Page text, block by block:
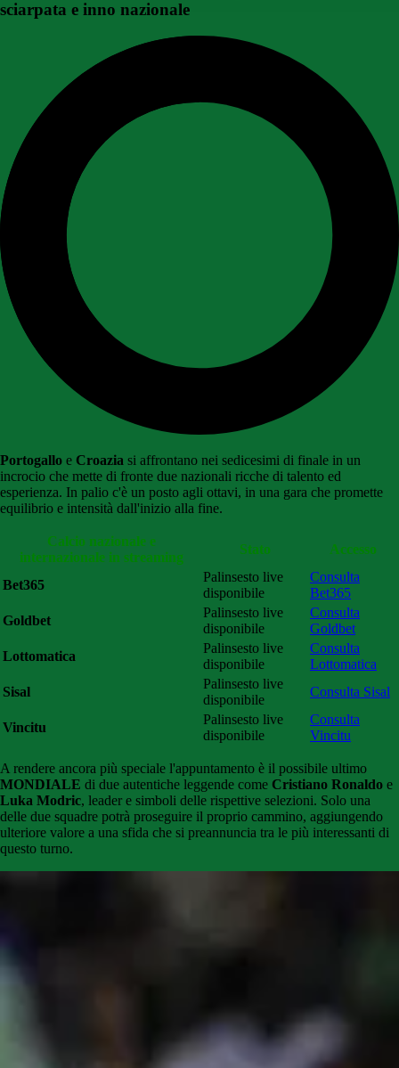
sciarpata e inno nazionale
Portogallo e Croazia si affrontano nei sedicesimi di finale in un
incrocio che mette di fronte due nazionali ricche di talento ed
esperienza. In palio c'è un posto agli ottavi, in una gara che promette
equilibrio e intensità dall'inizio alla fine.
Calcio nazionale e
internazionale in streaming
Stato Accesso
Bet365
Palinsesto live
disponibile
Consulta
Bet365
Goldbet
Palinsesto live
disponibile
Consulta
Goldbet
Lottomatica
Palinsesto live
disponibile
Consulta
Lottomatica
Sisal
Palinsesto live
disponibile
Consulta Sisal
Vincitu
Palinsesto live
disponibile
Consulta
Vincitu
A rendere ancora più speciale l'appuntamento è il possibile ultimo
MONDIALE di due autentiche leggende come Cristiano Ronaldo e
Luka Modric, leader e simboli delle rispettive selezioni. Solo una
delle due squadre potrà proseguire il proprio cammino, aggiungendo
ulteriore valore a una sfida che si preannuncia tra le più interessanti di
questo turno.